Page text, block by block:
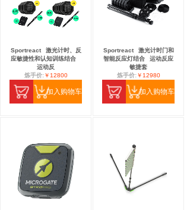
Sportreact
激光计时、反
应敏捷性和认知训练结合
运动反
炼手价:￥12800
加入购物车
Sportreact
激光计时门和
智能反应灯结合
运动反应
敏捷套
炼手价:￥12980
加入购物车